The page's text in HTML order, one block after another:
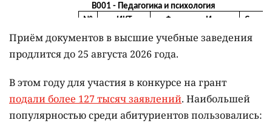
Приём документов в высшие учебные заведения
продлится до 25 августа 2026 года.
В этом году для участия в конкурсе на грант
подали более 127 тысяч заявлений. Наибольшей
популярностью среди абитуриентов пользовались: